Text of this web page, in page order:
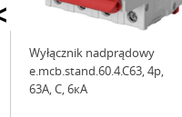
Wyłącznik nadprądowy
e.mcb.stand.60.4.C63, 4р,
63А, C, 6кА